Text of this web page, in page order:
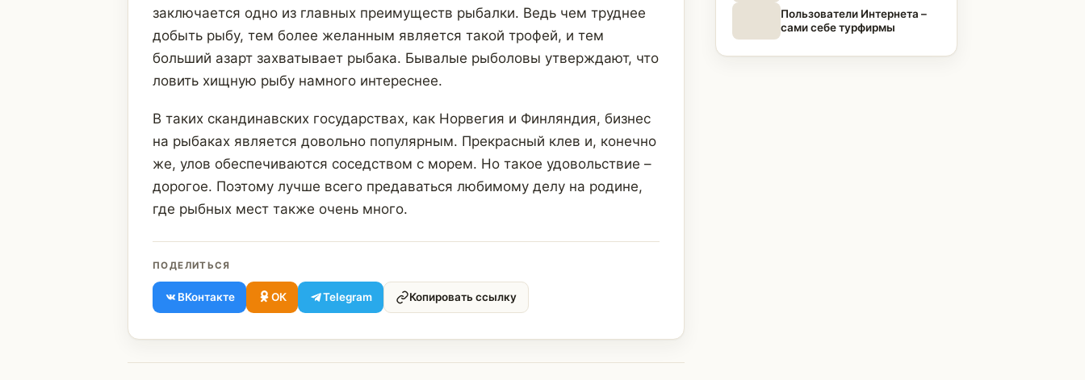
заключается одно из главных преимуществ рыбалки. Ведь чем труднее
добыть рыбу, тем более желанным является такой трофей, и тем
больший азарт захватывает рыбака. Бывалые рыболовы утверждают, что
ловить хищную рыбу намного интереснее.
В таких скандинавских государствах, как Норвегия и Финляндия, бизнес
на рыбаках является довольно популярным. Прекрасный клев и, конечно
же, улов обеспечиваются соседством с морем. Но такое удовольствие –
дорогое. Поэтому лучше всего предаваться любимому делу на родине,
где рыбных мест также очень много.
ПОДЕЛИТЬСЯ
ВКонтакте ОК Telegram Копировать ссылку
Пользователи Интернета –
сами себе турфирмы